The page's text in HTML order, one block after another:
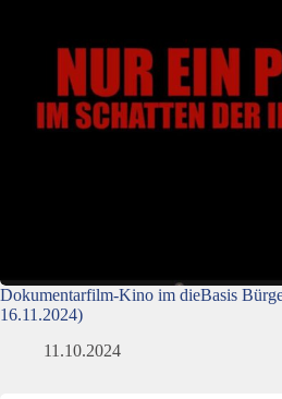
Dokumentarfilm-Kino im dieBasis
16.11.2024)
11.10.2024